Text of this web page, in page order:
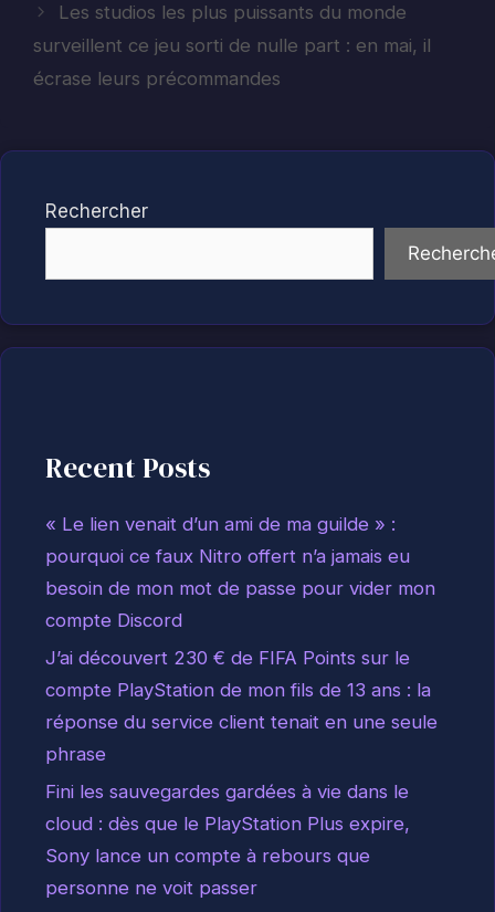
Les studios les plus puissants du monde
surveillent ce jeu sorti de nulle part : en mai, il
écrase leurs précommandes
Rechercher
Recent Posts
« Le lien venait d’un ami de ma guilde » :
pourquoi ce faux Nitro offert n’a jamais eu
besoin de mon mot de passe pour vider mon
compte Discord
J’ai découvert 230 € de FIFA Points sur le
compte PlayStation de mon fils de 13 ans : la
réponse du service client tenait en une seule
phrase
Fini les sauvegardes gardées à vie dans le
cloud : dès que le PlayStation Plus expire,
Sony lance un compte à rebours que
personne ne voit passer